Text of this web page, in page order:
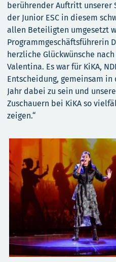
berührender Auftritt unserer
der Junior ESC in diesem
allen Beteiligten umgesetzt
Programmgeschäftsführerin
herzliche Glückwünsche
Valentina. Es war für KiKA,
Entscheidung, gemeinsam
Jahr dabei zu sein und
Zuschauern bei KiKA so
zeigen.“